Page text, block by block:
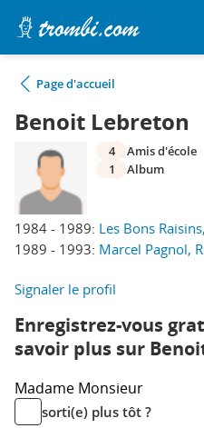
Page d'accueil
Benoit Lebreton
1984 - 1989: Les Bons
1989 - 1993: Marcel Pagnol,
4
Amis d'école
1
Album
Signaler le profil
Enregistrez-vous
savoir plus sur
Madame Monsieur
sorti(e) plus tôt ?